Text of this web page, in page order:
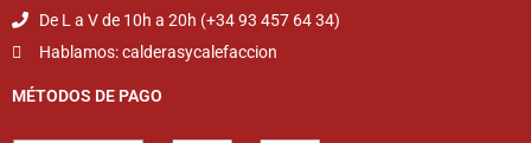
De L a V de 10h a 20h (+34 93 457 64 34)
Hablamos: calderasycalefaccion
MÉTODOS DE PAGO